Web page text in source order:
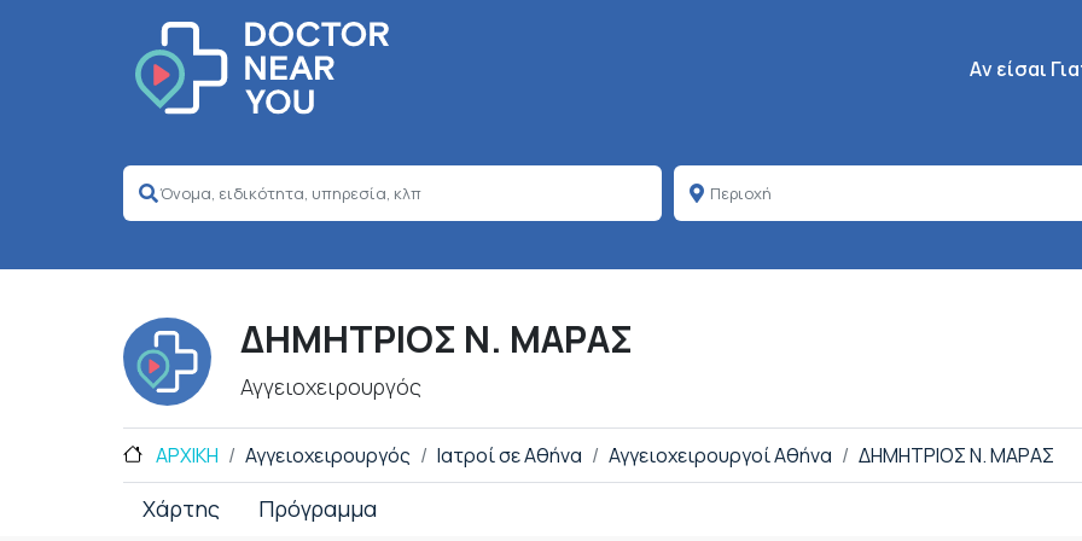
Κεντρική
Aν είσαι
ΔΗΜΗΤΡΙΟΣ Ν. ΜΑΡΑΣ
Αγγειοχειρουργός
ΑΡΧΙΚΗ Αγγειοχειρουργός Ιατροί σε Αθήνα Αγγειοχειρουργοί Αθήνα ΔΗΜΗΤΡΙΟΣ Ν. ΜΑΡΑΣ
Χάρτης Πρόγραμμα